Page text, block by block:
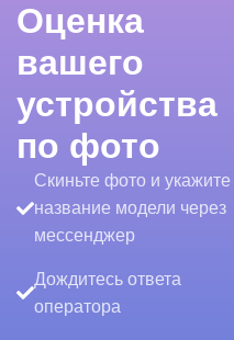
Оценка
вашего
устройства
по фото
Скиньте фото и укажите
название модели через
мессенджер
Дождитесь ответа
оператора